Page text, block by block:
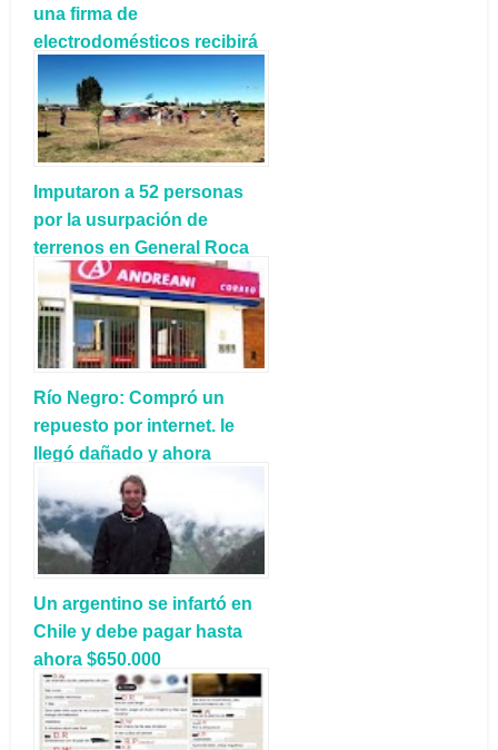
una firma de
electrodomésticos recibirá
más de $1.400.000 por
‘daño moral’
Imputaron a 52 personas
por la usurpación de
terrenos en General Roca
Río Negro: Compró un
repuesto por internet. le
llegó dañado y ahora
deberá pagar la empresa
de correos
Un argentino se infartó en
Chile y debe pagar hasta
ahora $650.000